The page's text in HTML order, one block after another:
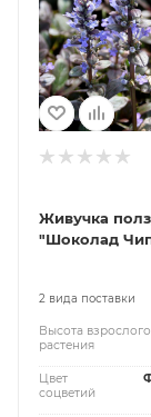
Живучка
"Шоколад
2 вида поставки
Высота взрослого
растения
Цвет
соцветий